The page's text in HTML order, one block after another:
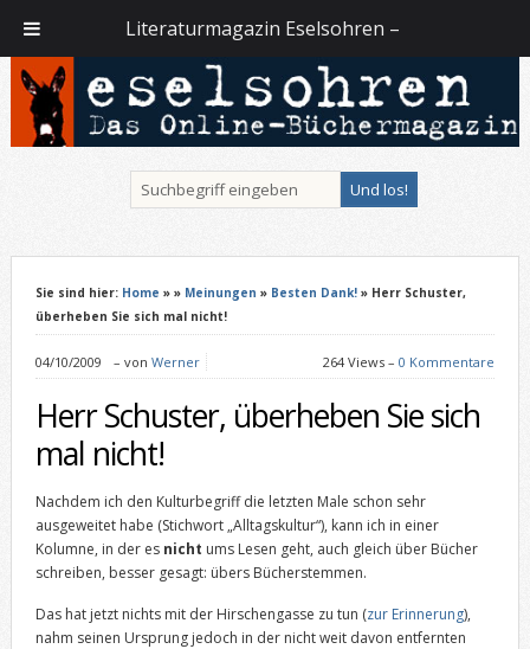
Sie sind hier: Home » » Meinungen » Besten Dank!» Herr Schuster,
überheben Sie sich mal nicht!
04/10/2009 – von Werner 264 Views –0 Kommentare
Herr Schuster, überheben Sie sich
mal nicht!
Nachdem ich den Kulturbegriff die letzten Male schon sehr
ausgeweitet habe (Stichwort „Alltagskultur“), kann ich in einer
Kolumne, in der es nicht ums Lesen geht, auch gleich über Bücher
schreiben, besser gesagt: übers Bücherstemmen.
Das hat jetzt nichts mit der Hirschengasse zu tun (zur Erinnerung),
nahm seinen Ursprung jedoch in der nicht weit davon entfernten
Literaturmagazin Eselsohren –